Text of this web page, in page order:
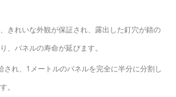
きれいな外観が保証され、露出した釘穴が錆の
、パネルの寿命が延びます。
れ、1メートルのパネルを完全に半分に分割し
。